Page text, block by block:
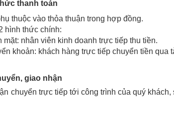
thanh toán
thuộc vào thỏa thuận trong hợp đồng.
hình thức chính:
mặt: nhân viên kinh doanh trực tiếp thu tiền.
khoản: khách hàng trực tiếp chuyển tiền qua
giao nhận
chuyển trực tiếp tới công trình của quý